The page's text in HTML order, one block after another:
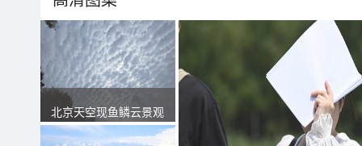
北京天空现鱼鳞云景观